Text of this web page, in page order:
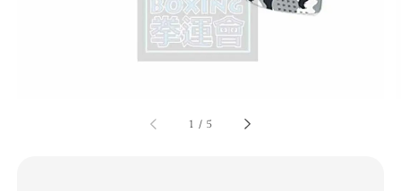
1 / 5